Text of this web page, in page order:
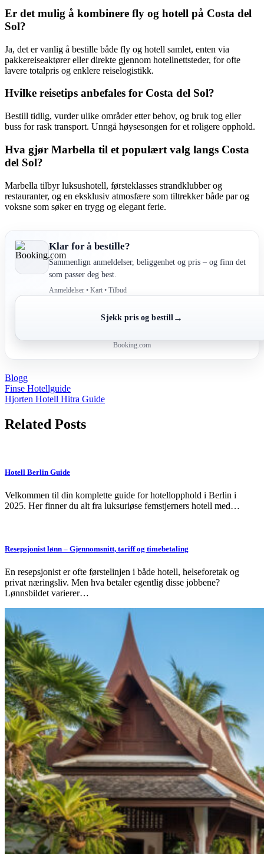
Er det mulig å kombinere fly og hotell på Costa del
Sol?
Ja, det er vanlig å bestille både fly og hotell samlet, enten via
pakkereiseaktører eller direkte gjennom hotellnettsteder, for ofte
lavere totalpris og enklere reiselogistikk.
Hvilke reisetips anbefales for Costa del Sol?
Bestill tidlig, vurder ulike områder etter behov, og bruk tog eller
buss for rask transport. Unngå høysesongen for et roligere opphold.
Hva gjør Marbella til et populært valg langs Costa
del Sol?
Marbella tilbyr luksushotell, førsteklasses strandklubber og
restauranter, og en eksklusiv atmosfære som tiltrekker både par og
voksne som søker en trygg og elegant ferie.
Klar for å bestille?
Sammenlign anmeldelser, beliggenhet og pris – og finn det
som passer deg best.
Anmeldelser • Kart • Tilbud
Sjekk pris og bestill →
Booking.com
Blogg
Post
navigation
Finse Hotellguide
Hjorten Hotell Hitra Guide
Related Posts
Hotell Berlin Guide
Velkommen til din komplette guide for hotellopphold i Berlin i
2025. Her finner du alt fra luksuriøse femstjerners hotell med…
Resepsjonist lønn – Gjennomsnitt, tariff og timebetaling
En resepsjonist er ofte førstelinjen i både hotell, helseforetak og
privat næringsliv. Men hva betaler egentlig disse jobbene?
Lønnsbildet varierer…